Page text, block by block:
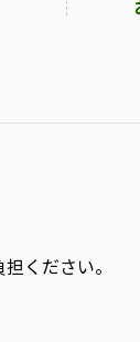
ください。